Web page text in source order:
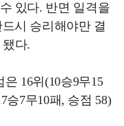
있다. 반면 일격을
시 승리해야만 결
다.
16위(10승9무15
승7무10패, 승점 58)